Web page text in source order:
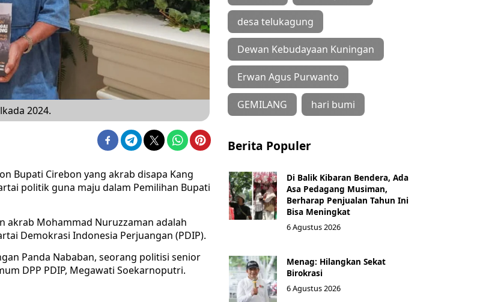
2024.
Bupati Cirebon yang akrab disapa Kang
politik guna maju dalam Pemilihan Bupati
akrab Mohammad Nuruzzaman adalah
Demokrasi Indonesia Perjuangan (PDIP).
Panda Nababan, seorang politisi senior
DPP PDIP, Megawati Soekarnoputri.
desa telukagung
Dewan Kebudayaan Kuningan
Erwan Agus Purwanto
GEMILANG hari bumi
Berita Populer
Di Balik Kibaran Bendera, Ada
Asa Pedagang Musiman,
Berharap Penjualan Tahun Ini
Bisa Meningkat
6 Agustus 2026
Menag: Hilangkan Sekat
Birokrasi
6 Agustus 2026